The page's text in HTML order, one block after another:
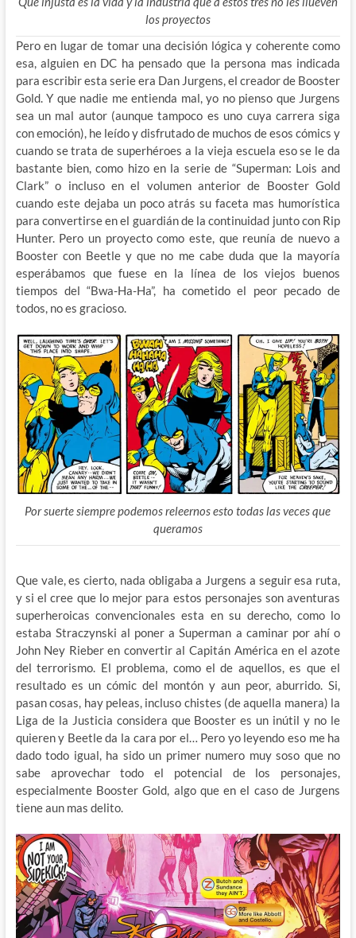
los proyectos
Pero en lugar de tomar una decisión lógica y coherente como
esa, alguien en DC ha pensado que la persona mas indicada
para escribir esta serie era Dan Jurgens, el creador de Booster
Gold. Y que nadie me entienda mal, yo no pienso que Jurgens
sea un mal autor (aunque tampoco es uno cuya carrera siga
con emoción), he leído y disfrutado de muchos de esos cómics y
cuando se trata de superhéroes a la vieja escuela eso se le da
bastante bien, como hizo en la serie de “Superman: Lois and
Clark” o incluso en el volumen anterior de Booster Gold
cuando este dejaba un poco atrás su faceta mas humorística
para convertirse en el guardián de la continuidad junto con Rip
Hunter. Pero un proyecto como este, que reunía de nuevo a
Booster con Beetle y que no me cabe duda que la mayoría
esperábamos que fuese en la línea de los viejos buenos
tiempos del “Bwa-Ha-Ha”, ha cometido el peor pecado de
todos, no es gracioso.
Por suerte siempre podemos releernos esto todas las veces que
queramos
Que vale, es cierto, nada obligaba a Jurgens a seguir esa ruta,
y si el cree que lo mejor para estos personajes son aventuras
superheroicas convencionales esta en su derecho, como lo
estaba Straczynski al poner a Superman a caminar por ahí o
John Ney Rieber en convertir al Capitán América en el azote
del terrorismo. El problema, como el de aquellos, es que el
resultado es un cómic del montón y aun peor, aburrido. Si,
pasan cosas, hay peleas, incluso chistes (de aquella manera) la
Liga de la Justicia considera que Booster es un inútil y no le
quieren y Beetle da la cara por el… Pero yo leyendo eso me ha
dado todo igual, ha sido un primer numero muy soso que no
sabe aprovechar todo el potencial de los personajes,
especialmente Booster Gold, algo que en el caso de Jurgens
tiene aun mas delito.